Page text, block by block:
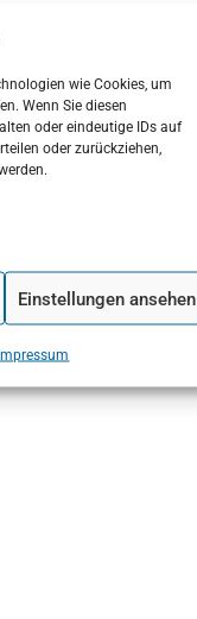
wie Cookies, um
Wenn Sie diesen
oder eindeutige IDs auf
oder zurückziehen,
Einstellungen ansehen